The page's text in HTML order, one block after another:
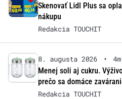
Skenovať Lidl Plus sa
nákupu
Redakcia TOUCHIT
8. augusta 2026 •
4m
Menej soli aj cukru.
prečo sa domáce
Redakcia TOUCHIT